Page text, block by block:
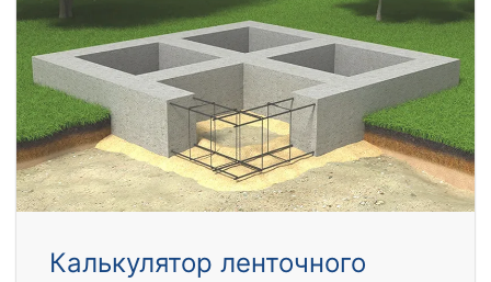
Калькулятор ленточного